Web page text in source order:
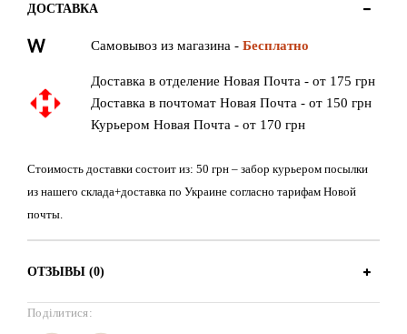
ДОСТАВКА
Самовывоз из магазина - Бесплатно
Доставка в отделение Новая Почта - от 175 грн
Доставка в почтомат Новая Почта - от 150 грн
Курьером Новая Почта - от 170 грн
Стоимость доставки состоит из: 50 грн – забор курьером посылки
из нашего склада+доставка по Украине согласно тарифам Новой
почты.
ОТЗЫВЫ (0)
Поділитися: